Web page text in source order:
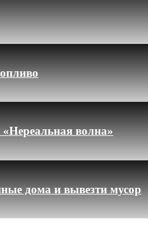
волна»
дома и вывезти мусор